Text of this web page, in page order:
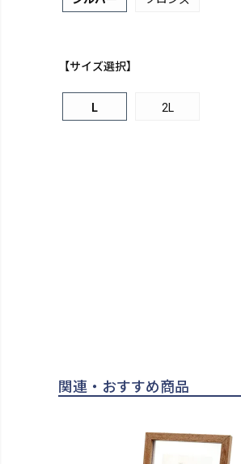
【サイズ選択】
L 2L
関連・おすすめ商品